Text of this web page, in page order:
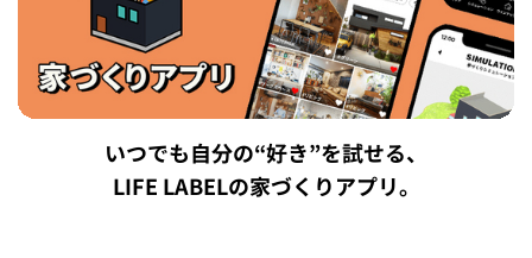
いつでも自分の“好き”を試せる、
LIFE LABELの家づくりアプリ。